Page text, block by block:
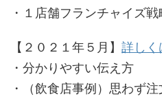
・１店舗フランチャイズ戦
【２０２１年５月】 詳しく
・分かりやすい伝え方
・（飲食店事例）思わず